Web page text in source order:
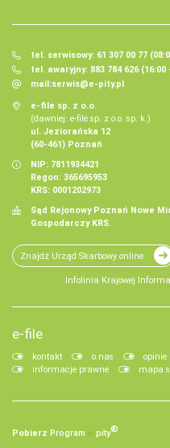
tel. serwisowy: 61 307 00 77
tel. awaryjny: 883 784 626 (16:00
mail:serwis@e-pity.pl
e-file sp. z o.o.
(dawniej: e-file sp. z o.o. sp. k.)
ul. Jeziorańska 12
(60-461) Poznań
NIP: 7811934421
Regon: 365695953
KRS: 0001202973
Sąd Rejonowy Poznań Nowe
Gospodarczy KRS.
Znajdź Urząd Skarbowy online
Infolinia Krajowej
e-file
kontakt o nas opinie
informacje prawne
mapa
Pobierz Program e‑pity®